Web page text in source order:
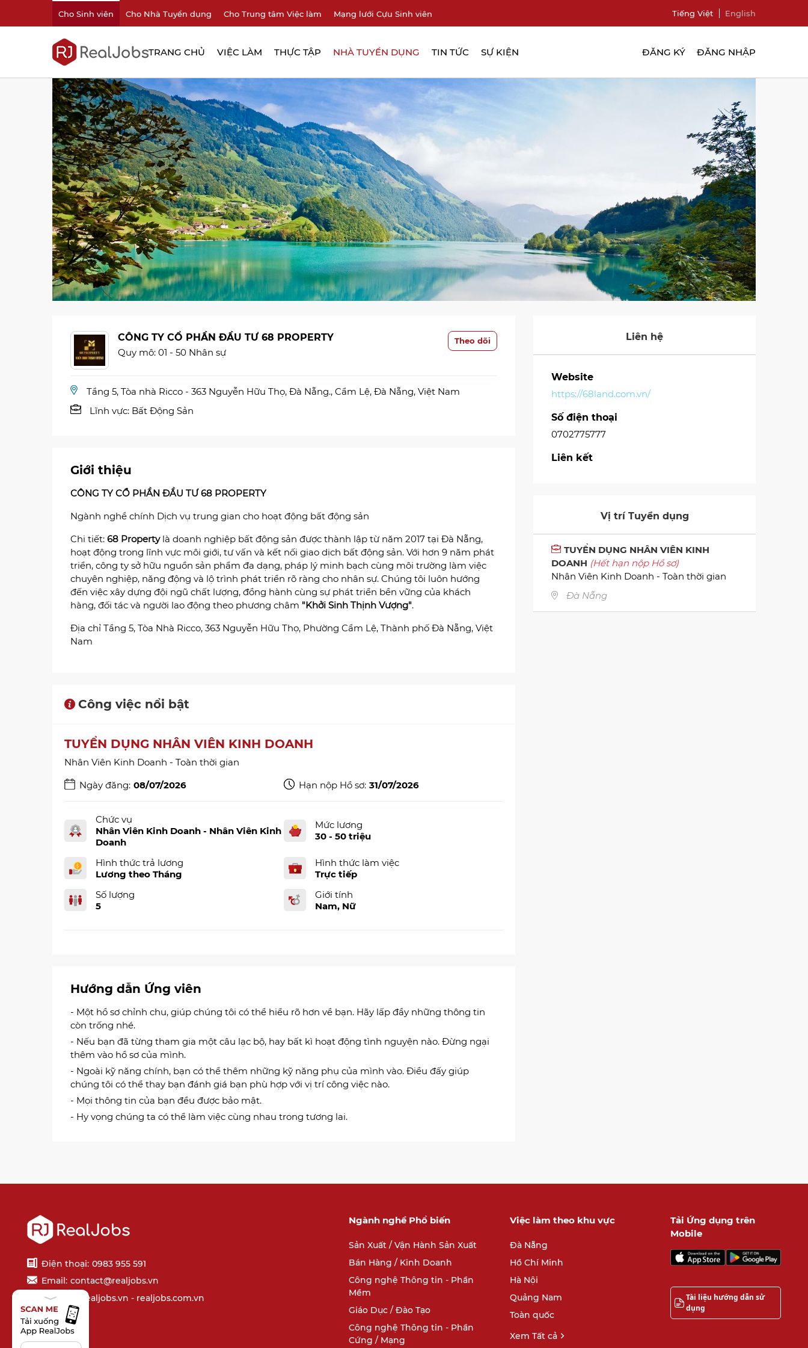
Cho Sinh viên Cho Nhà Tuyển dụng Cho Trung tâm Việc làm Mạng lưới Cựu Sinh viên Tiếng Việt English
TRANG CHỦ VIỆC LÀM THỰC TẬP NHÀ TUYỂN DỤNG TIN TỨC SỰ KIỆN ĐĂNG KÝ ĐĂNG NHẬP
CÔNG TY CỔ PHẦN ĐẦU TƯ 68 PROPERTY
Quy mô: 01 - 50 Nhân sự
Theo dõi
Tầng 5, Tòa nhà Ricco - 363 Nguyễn Hữu Thọ, Đà Nẵng., Cẩm Lệ, Đà Nẵng, Việt Nam
Lĩnh vực: Bất Động Sản
Giới thiệu
CÔNG TY CỔ PHẦN ĐẦU TƯ 68 PROPERTY
Ngành nghề chính Dịch vụ trung gian cho hoạt động bất động sản
Chi tiết: 68 Propertylà doanh nghiệp bất động sản được thành lập từ năm 2017 tại Đà Nẵng,
hoạt động trong lĩnh vực môi giới, tư vấn và kết nối giao dịch bất động sản. Với hơn 9 năm phát
triển, công ty sở hữu nguồn sản phẩm đa dạng, pháp lý minh bạch cùng môi trường làm việc
chuyên nghiệp, năng động và lộ trình phát triển rõ ràng cho nhân sự. Chúng tôi luôn hướng
đến việc xây dựng đội ngũ chất lượng, đồng hành cùng sự phát triển bền vững của khách
hàng, đối tác và người lao động theo phương châm "Khởi Sinh Thịnh Vượng".
Địa chỉ Tầng 5, Tòa Nhà Ricco, 363 Nguyễn Hữu Thọ, Phường Cẩm Lệ, Thành phố Đà Nẵng, Việt
Nam
Công việc nổi bật
TUYỂN DỤNG NHÂN VIÊN KINH DOANH
Nhân Viên Kinh Doanh - Toàn thời gian
Ngày đăng: 08/07/2026 Hạn nộp Hồ sơ: 31/07/2026
Chức vụ
Nhân Viên Kinh Doanh - Nhân Viên Kinh
Doanh
Mức lương
30 - 50 triệu
Hình thức trả lương
Lương theo Tháng
Hình thức làm việc
Trực tiếp
Số lượng
5
Giới tính
Nam, Nữ
Hướng dẫn Ứng viên
- Một hồ sơ chỉnh chu, giúp chúng tôi có thể hiểu rõ hơn về bạn. Hãy lấp đầy những thông tin
còn trống nhé.
- Nếu bạn đã từng tham gia một câu lạc bộ, hay bất kì hoạt động tình nguyện nào. Đừng ngại
thêm vào hồ sơ của mình.
- Ngoài kỹ năng chính, bạn có thể thêm những kỹ năng phụ của mình vào. Điều đấy giúp
chúng tôi có thể thay bạn đánh giá bạn phù hợp với vị trí công việc nào.
- Mọi thông tin của bạn đều được bảo mật.
- Hy vọng chúng ta có thể làm việc cùng nhau trong tương lai.
Liên hệ
Website
https://68land.com.vn/
Số điện thoại
0702775777
Liên kết
Vị trí Tuyển dụng
TUYỂN DỤNG NHÂN VIÊN KINH
DOANH (Hết hạn nộp Hồ sơ)
Nhân Viên Kinh Doanh - Toàn thời gian
Đà Nẵng
Điện thoại: 0983 955 591
Email: contact@realjobs.vn
Website: realjobs.vn - realjobs.com.vn
Ngành nghề Phổ biến
Sản Xuất / Vận Hành Sản Xuất
Bán Hàng / Kinh Doanh
Công nghệ Thông tin - Phần
Mềm
Giáo Dục / Đào Tạo
Công nghệ Thông tin - Phần
Cứng / Mạng
Việc làm theo khu vực
Đà Nẵng
Hồ Chí Minh
Hà Nội
Quảng Nam
Toàn quốc
Xem Tất cả
Tải Ứng dụng trên
Mobile
Tài liệu hướng dẫn sử
dụng